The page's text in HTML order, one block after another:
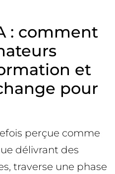
: comment
et
pour
perçue comme
délivrant des
traverse une phase